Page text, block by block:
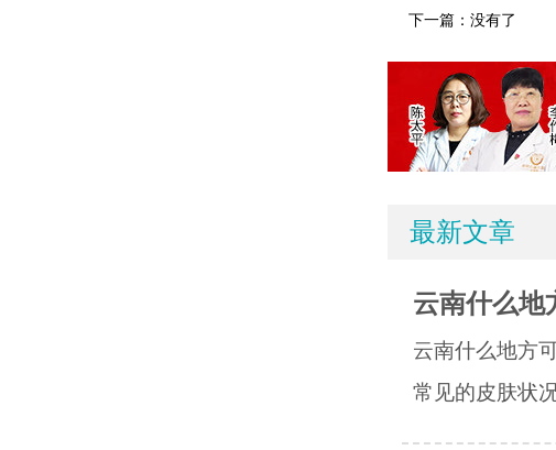
下一篇：没有了
最新文章
云南什么地
云南什么地方
常见的皮肤状